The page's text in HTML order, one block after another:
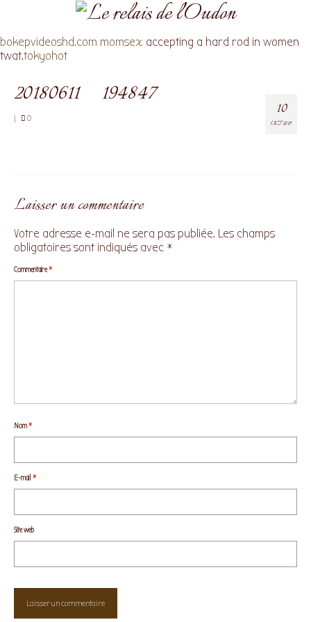
bokepvideoshd.com momsex accepting a hard rod in women
twat.tokyohot
10
OCT 2019
20180611_194847
| 0
Laisser un commentaire
Votre adresse e-mail ne sera pas publiée. Les champs
obligatoires sont indiqués avec *
Commentaire*
Nom*
E-mail *
Site web